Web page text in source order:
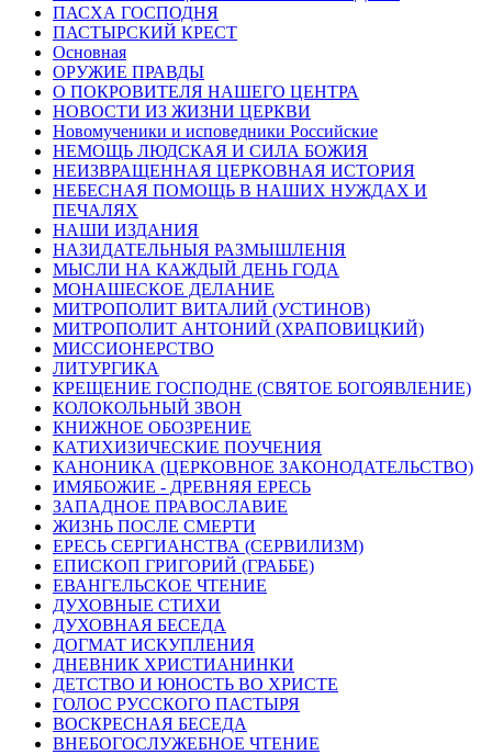
ПАСХА ГОСПОДНЯ
ПАСТЫРСКИЙ КРЕСТ
Основная
ОРУЖИЕ ПРАВДЫ
О ПОКРОВИТЕЛЯ НАШЕГО ЦЕНТРА
НОВОСТИ ИЗ ЖИЗНИ ЦЕРКВИ
Новомученики и исповедники Российские
НЕМОЩЬ ЛЮДСКАЯ И СИЛА БОЖИЯ
НЕИЗВРАЩЕННАЯ ЦЕРКОВНАЯ ИСТОРИЯ
НЕБЕСНАЯ ПОМОЩЬ В НАШИХ НУЖДАХ И
ПЕЧАЛЯХ
НАШИ ИЗДАНИЯ
НАЗИДАТЕЛЬНЫЯ РАЗМЫШЛЕНІЯ
МЫСЛИ НА КАЖДЫЙ ДЕНЬ ГОДА
МОНАШЕСКОЕ ДЕЛАНИЕ
МИТРОПОЛИТ ВИТАЛИЙ (УСТИНОВ)
МИТРОПОЛИТ АНТОНИЙ (ХРАПОВИЦКИЙ)
МИССИОНЕРСТВО
ЛИТУРГИКА
КРЕЩЕНИЕ ГОСПОДНЕ (СВЯТОЕ БОГОЯВЛЕНИЕ)
КОЛОКОЛЬНЫЙ ЗВОН
КНИЖНОЕ ОБОЗРЕНИЕ
КАТИХИЗИЧЕСКИЕ ПОУЧЕНИЯ
КАНОНИКА (ЦЕРКОВНОЕ ЗАКОНОДАТЕЛЬСТВО)
ИМЯБОЖИЕ - ДРЕВНЯЯ ЕРЕСЬ
ЗАПАДНОЕ ПРАВОСЛАВИЕ
ЖИЗНЬ ПОСЛЕ СМЕРТИ
ЕРЕСЬ СЕРГИАНСТВА (СЕРВИЛИЗМ)
ЕПИСКОП ГРИГОРИЙ (ГРАББЕ)
ЕВАНГЕЛЬСКОЕ ЧТЕНИЕ
ДУХОВНЫЕ СТИХИ
ДУХОВНАЯ БЕСЕДА
ДОГМАТ ИСКУПЛЕНИЯ
ДНЕВНИК ХРИСТИАНИНКИ
ДЕТСТВО И ЮНОСТЬ ВО ХРИСТЕ
ГОЛОС РУССКОГО ПАСТЫРЯ
ВОСКРЕСНАЯ БЕСЕДА
ВНЕБОГОСЛУЖЕБНОЕ ЧТЕНИЕ